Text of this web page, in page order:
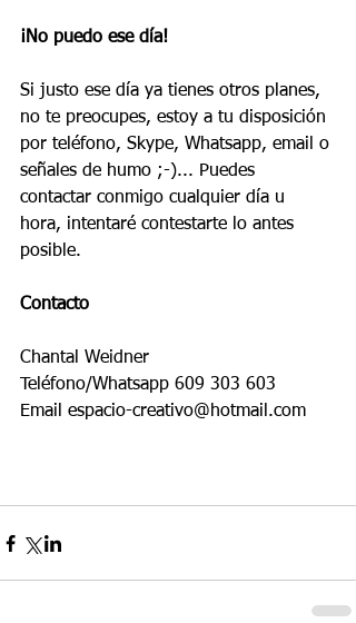
¡No puedo ese día!
Si justo ese día ya tienes otros planes,
no te preocupes, estoy a tu disposición
por teléfono, Skype, Whatsapp, email o
señales de humo ;-)... Puedes
contactar conmigo cualquier día u
hora, intentaré contestarte lo antes
posible.
Contacto
Chantal Weidner
Teléfono/Whatsapp 609 303 603
Email espacio-creativo@hotmail.com